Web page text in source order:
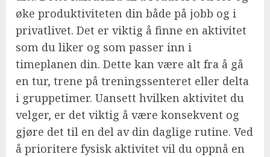
øke produktiviteten din både på jobb og i
privatlivet. Det er viktig å finne en aktivitet
som du liker og som passer inn i
timeplanen din. Dette kan være alt fra å gå
en tur, trene på treningssenteret eller delta
i gruppetimer. Uansett hvilken aktivitet du
velger, er det viktig å være konsekvent og
gjøre det til en del av din daglige rutine. Ved
å prioritere fysisk aktivitet vil du oppnå en